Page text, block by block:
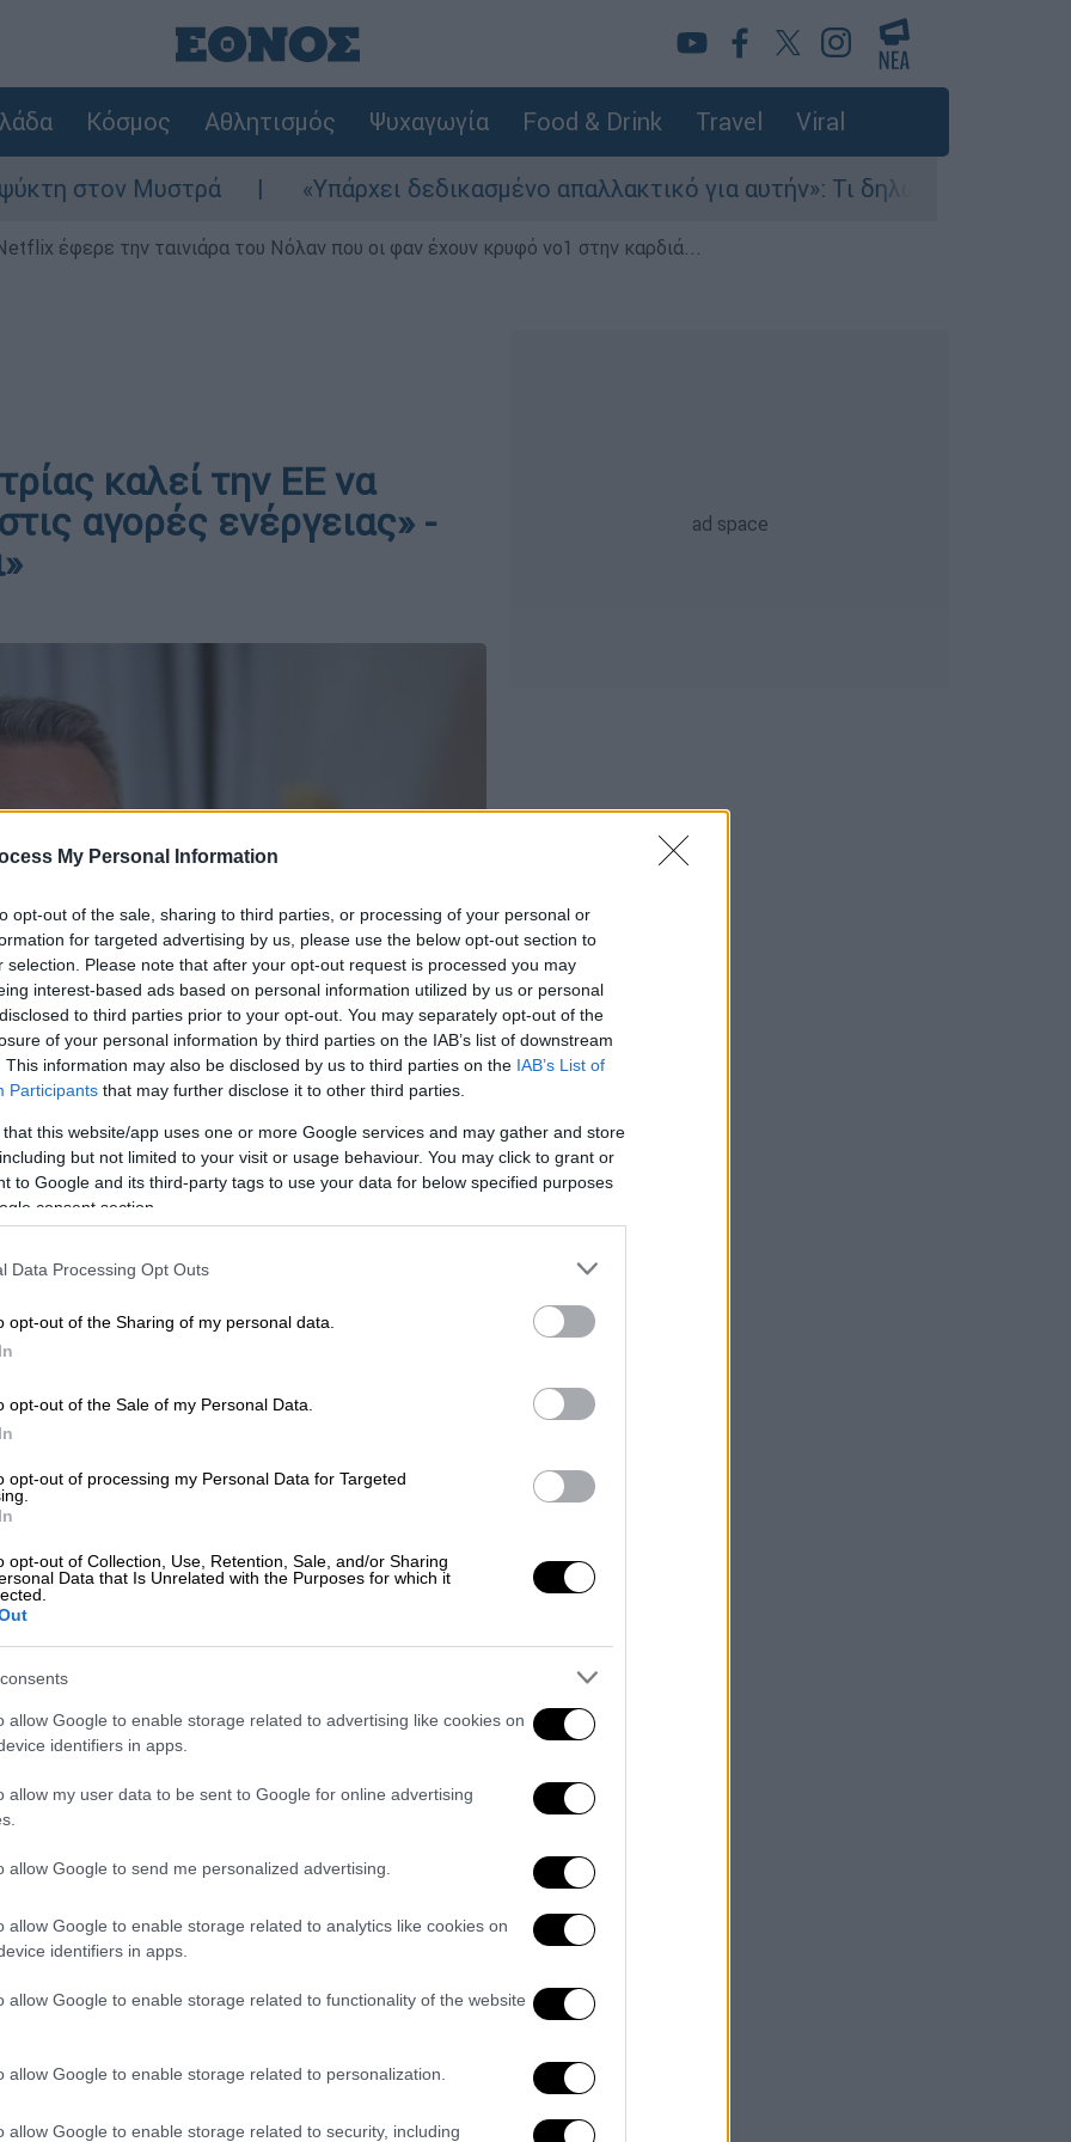
My Personal Information
opt-out of the sale, sharing to third parties, or processing of your personal or
for targeted advertising by us, please use the below opt-out section to
selection. Please note that after your opt-out request is processed you may
interest-based ads based on personal information utilized by us or personal
to third parties prior to your opt-out. You may separately opt-out of the
of your personal information by third parties on the IAB’s list of downstream
This information may also be disclosed by us to third parties on the IAB’s List of
Participants that may further disclose it to other third parties.
that this website/app uses one or more Google services and may gather and store
but not limited to your visit or usage behaviour. You may click to grant or
to Google and its third-party tags to use your data for below specified purposes
consent section.
Data Processing Opt Outs
opt-out of the Sharing of my personal data.
opt-out of the Sale of my Personal Data.
opt-out of processing my Personal Data for Targeted
opt-out of Collection, Use, Retention, Sale, and/or Sharing
Data that Is Unrelated with the Purposes for which it
allow Google to enable storage related to advertising like cookies on
identifiers in apps.
allow my user data to be sent to Google for online advertising
allow Google to send me personalized advertising.
allow Google to enable storage related to analytics like cookies on
identifiers in apps.
allow Google to enable storage related to functionality of the website
allow Google to enable storage related to personalization.
allow Google to enable storage related to security, including
Κόσμος Αθλητισμός Ψυχαγωγία Food & Drink Travel Viral
Μυστρά «Υπάρχει δεδικασμένο απαλλακτικό για αυτήν»: Τι δηλώνει στο ethnos.gr
έφερε την ταινιάρα του Νόλαν που οι φαν έχουν κρυφό νο1 στην καρδιά...
καλεί την ΕΕ να
αγορές ενέργειας» -
ρεύματος από εκείνη του
ότι το θέμα αυτό θα τεθεί
σύνοδο των υπουργών Ενέργειας που
αντί για τους Ευρωπαίους, ανέφερε στην
αυτήν την τρέλα
πλαισίου και όχι μεμονωμένα
της τιμής της ενέργειας και ο
την Παρασκευή ότι θα συγκαλέσει
ημερήσια διάταξη», διαβεβαίωσε ο
αυτό το θέμα με τον Γερμανό ομόλογό
από τορωσικό φυσικό αέριογια τη
πόλεμο στην Ουκρανία το 80% του
Ρωσία. Ωστόσο, το ηλεκτρικό ρεύμα
πηγές και οι Αυστριακοί
αγοράς με το οποίο συνδέεται στενά